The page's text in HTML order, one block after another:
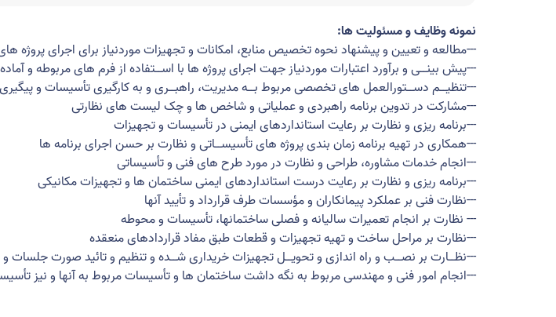
نمونه وظایف و مسئولیت ها:
---مطالعه و تعیین و پیشنهاد نحوه تخصیص منابع، امکانات و تجهیزات موردنیاز برای اجرای پروژه
---پیش بینــی و برآورد اعتبارات موردنیاز جهت اجرای پروژه ها با اســتفاده از فرم های مربوطه
تنظیــم دســتورالعمل های تخصصی مربوط بــه مدیریت، راهبــری و به کارگیری تأسیسات و---
مشارکت در تدوین برنامه راهبردی و عملیاتی و شاخص ها و چک لیست های نظارتی---
برنامه ریزی و نظارت بر رعایت استانداردهای ایمنی در تأسیسات و تجهیزات---
همکاری در تهیه برنامه زمان بندی پروژه های تأسیســاتی و نظارت بر حسن اجرای برنامه ها---
انجام خدمات مشاوره، طراحی و نظارت در مورد طرح های فنی و تأسیساتی---
برنامه ریزی و نظارت بر رعایت درست استانداردهای ایمنی ساختمان ها و تجهیزات مکانیکی---
نظارت فنی بر عملکرد پیمانکاران و مؤسسات طرف قرارداد و تأیید آنها---
---نظارت بر انجام تعمیرات سالیانه و فصلی ساختمانها، تأسیسات و محوطه
---نظارت بر مراحل ساخت و تهیه تجهیزات و قطعات طبق مفاد قراردادهای منعقده
---نظــارت بر نصــب و راه اندازی و تحویــل تجهیزات خریداری شــده و تنظیم و تائید صورت
---انجام امور فنی و مهندسی مربوط به نگه داشت ساختمان ها و تأسیسات مربوط به آنها و نیز